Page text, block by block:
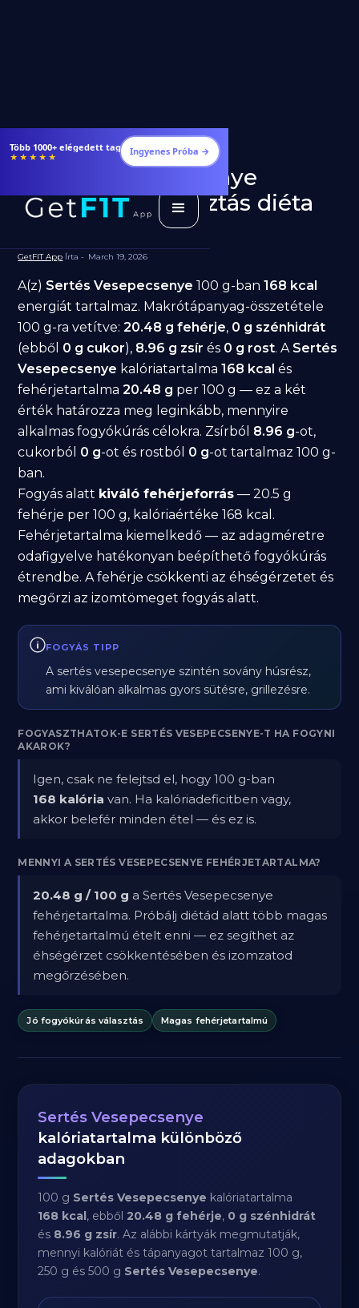
Étrendek, receptek és edzéstervek
★★★★★ Ingyenes Próba →
Sertés Vesepecsenye
fogyásra: jó választás diéta
GetFIT App Írta - March 19, 2026
A(z) Sertés Vesepecsenye 100 g-ban168 kcal
energiát tartalmaz. Makrótápanyag-összetétele
100 g-ra vetítve:20.48 g fehérje, 0 g szénhidrát
(ebből 0 g cukor), 8.96 g zsír és 0 g rost. A Sertés
Vesepecsenye kalóriatartalma168 kcal és
fehérjetartalma20.48 g per 100 g — ez a két
érték határozza meg leginkább, mennyire
alkalmas fogyókúrás célokra. Zsírból 8.96 g-ot,
cukorból 0 g-ot és rostból 0 g-ot tartalmaz 100 g-
ban.
Fogyás alatt kiváló fehérjeforrás — 20.5 g
fehérje per 100 g, kalóriaértéke 168 kcal.
Fehérjetartalma kiemelkedő — az adagméretre
odafigyelve hatékonyan beépíthető fogyókúrás
étrendbe. A fehérje csökkenti az éhségérzetet és
megőrzi az izomtömeget fogyás alatt.
FOGYÁS TIPP
A sertés vesepecsenye szintén sovány húsrész,
ami kiválóan alkalmas gyors sütésre, grillezésre.
FOGYASZTHATOK-E SERTÉS VESEPECSENYE-T HA FOGYNI
AKAROK?
Igen, csak ne felejtsd el, hogy 100 g-ban
168 kalória van. Ha kalóriadeficitben vagy,
akkor belefér minden étel — és ez is.
MENNYI A SERTÉS VESEPECSENYE FEHÉRJETARTALMA?
20.48 g / 100 g a Sertés Vesepecsenye
fehérjetartalma. Próbálj diétád alatt több magas
fehérjetartalmú ételt enni — ez segíthet az
éhségérzet csökkentésében és izomzatod
megőrzésében.
Jó fogyókúrás választás Magas fehérjetartalmú
Sertés Vesepecsenye
kalóriatartalma különböző
adagokban
100 g Sertés Vesepecsenye kalóriatartalma
168 kcal, ebből20.48 g fehérje, 0 g szénhidrát
és 8.96 g zsír. Az alábbi kártyák megmutatják,
mennyi kalóriát és tápanyagot tartalmaz 100 g,
250 g és 500 g Sertés Vesepecsenye.